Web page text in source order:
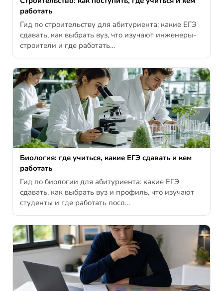
работать
Гид по строительству для абитуриента: какие ЕГЭ
сдавать, как выбрать вуз, что изучают инженеры-
строители и где работать…
Биология: где учиться, какие ЕГЭ сдавать и кем
работать
Гид по биологии для абитуриента: какие ЕГЭ
сдавать, как выбрать вуз и профиль, что изучают
студенты и где работать посл…